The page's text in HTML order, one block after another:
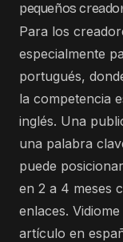
pequeños
Para los
especialmente
portugués,
la competencia
inglés. Una
una palabra
puede
en 2 a 4 meses
enlaces.
artículo en